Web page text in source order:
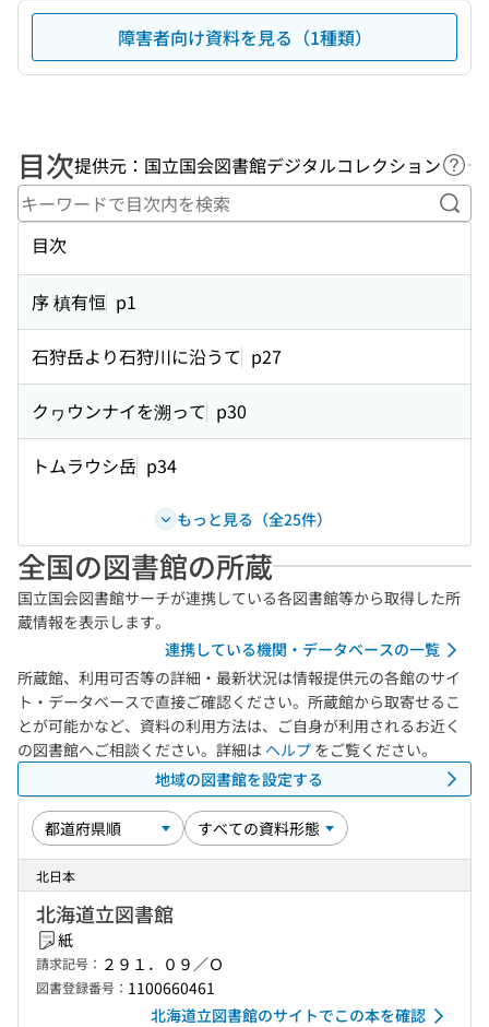
障害者向け資料を見る（1種類）
目次提供元：国立国会図書館デジタルコレクション ヘ
キ
目次
序 槙有恒 p1
石狩岳より石狩川に沿うて p27
クヮウンナイを溯って p30
トムラウシ岳 p34
もっと見る（全25件）
全国の図書館の所蔵
国立国会図書館サーチが連携している各図書館等から取得した所
蔵情報を表示します。
連携している機関・データベースの一覧
所蔵館、利用可否等の詳細・最新状況は情報提供元の各館のサイ
ト・データベースで直接ご確認ください。所蔵館から取寄せるこ
とが可能かなど、資料の利用方法は、ご自身が利用されるお近く
の図書館へご相談ください。詳細は ヘルプ をご覧ください。
地域の図書館を設定する
北日本
北海道立図書館
紙
請求記号： ２９１．０９／Ｏ
図書登録番号： 1100660461
北海道立図書館のサイトでこの本を確認